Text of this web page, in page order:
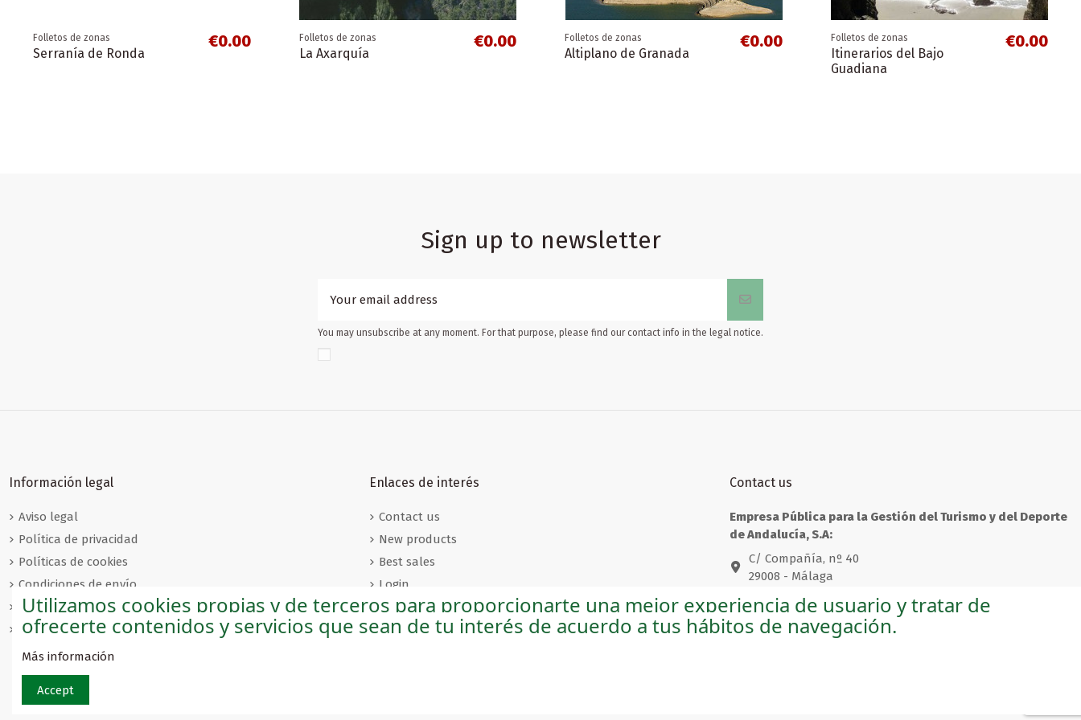
Folletos de zonas
Serranía de Ronda
€0.00 Folletos de zonas
La Axarquía
€0.00 Folletos de zonas
Altiplano de Granada
€0.00 Folletos de zonas
Itinerarios del Bajo
Guadiana
€0.00
Folletos de zonas
Sign up to newsletter
You may unsubscribe at any moment. For that purpose, please find our contact info in the legal notice.
Información legal
Aviso legal
Política de privacidad
Políticas de cookies
Condiciones de envío
Condiciones de venta
Condiciones de devolución
Enlaces de interés
Contact us
New products
Best sales
Login
Sobre nosotros
Contact us
Empresa Pública para la Gestión del Turismo y del Deporte
de Andalucía, S.A:
C/ Compañía, nº 40
29008 - Málaga
andaluciashop@andalucia.org
Empresa Pública para la Gestión del Turismo y del Deporte
Utilizamos cookies propias y de terceros para proporcionarte una mejor experiencia de usuario y tratar de
ofrecerte contenidos y servicios que sean de tu interés de acuerdo a tus hábitos de navegación.
Más información
Accept